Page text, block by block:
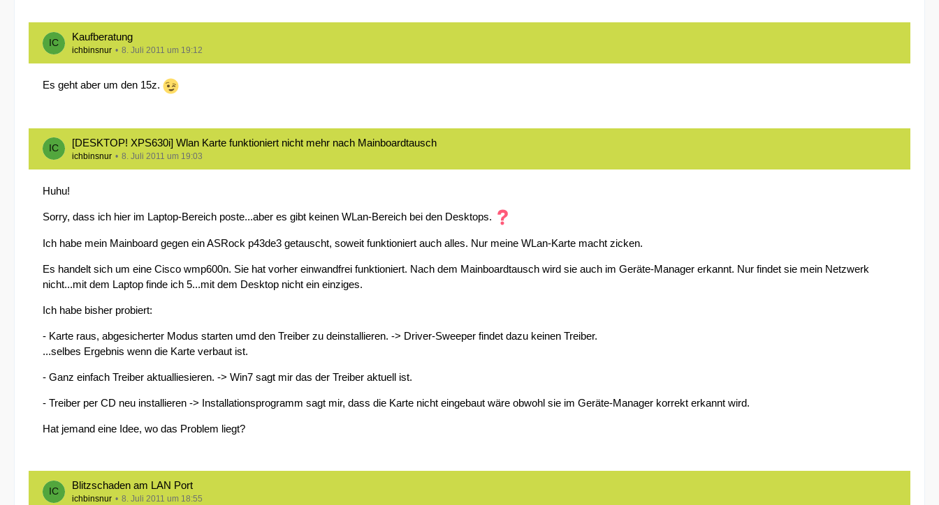
Kaufberatung
ichbinsnur 8. Juli 2011 um 19:12
Es geht aber um den 15z.
[DESKTOP! XPS630i] Wlan Karte funktioniert nicht mehr nach Mainboardtausch
ichbinsnur 8. Juli 2011 um 19:03
Huhu!
Sorry, dass ich hier im Laptop-Bereich poste...aber es gibt keinen WLan-Bereich bei den Desktops.
Ich habe mein Mainboard gegen ein ASRock p43de3 getauscht, soweit funktioniert auch alles. Nur meine WLan-Karte macht zicken.
Es handelt sich um eine Cisco wmp600n. Sie hat vorher einwandfrei funktioniert. Nach dem Mainboardtausch wird sie auch im Geräte-Manager erkannt. Nur findet sie mein Netzwerk
nicht...mit dem Laptop finde ich 5...mit dem Desktop nicht ein einziges.
Ich habe bisher probiert:
- Karte raus, abgesicherter Modus starten umd den Treiber zu deinstallieren. -> Driver-Sweeper findet dazu keinen Treiber.
...selbes Ergebnis wenn die Karte verbaut ist.
- Ganz einfach Treiber aktualliesieren. -> Win7 sagt mir das der Treiber aktuell ist.
- Treiber per CD neu installieren -> Installationsprogramm sagt mir, dass die Karte nicht eingebaut wäre obwohl sie im Geräte-Manager korrekt erkannt wird.
Hat jemand eine Idee, wo das Problem liegt?
Blitzschaden am LAN Port
ichbinsnur 8. Juli 2011 um 18:55